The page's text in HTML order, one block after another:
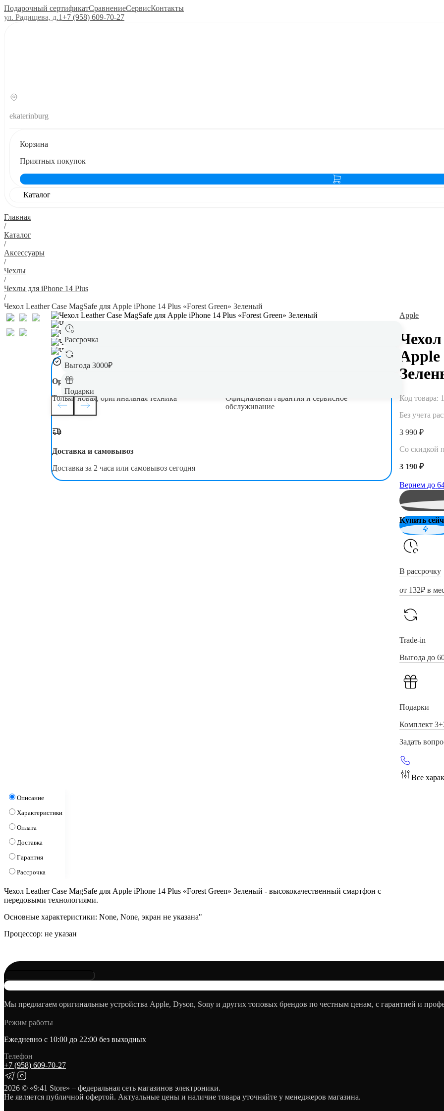
Подарочный сертификатСравнениеСервисКонтакты
ул. Радищева, д.1+7 (958) 609‑70‑27
ekaterinburg
Корзина
Приятных покупок
Каталог
Главная
/
Каталог
/
Аксессуары
/
Чехлы
/
Чехлы для iPhone 14 Plus
/
Чехол Leather Case MagSafe для Apple iPhone 14 Plus «Forest Green» Зеленый
Рассрочка
Выгода 3000₽
Подарки
Оригинал
Только новая, оригинальная техника
Официальная гарантия и сервисное
обслуживание
Доставка и самовывоз
Доставка за 2 часа или самовывоз сегодня
Apple
Apple
Код товара:
Без учета
3 990 ₽
Со скидкой
3 190 ₽
Вернем до
Купить
В рассрочку
от 132₽ в
Trade-in
Выгода до
Подарки
Комплект
Задать
Все
Описание
Характеристики
Оплата
Доставка
Гарантия
Рассрочка
Чехол Leather Case MagSafe для Apple iPhone 14 Plus «Forest Green» Зеленый - высококачественный смартфон с
передовыми технологиями.
Основные характеристики: None, None, экран не указана"
Процессор: не указан
Мы предлагаем оригинальные устройства Apple, Dyson, Sony и других топовых брендов по честным ценам, с гарантией и
Режим работы
Ежедневно с 10:00 до 22:00 без выходных
Телефон
+7 (958) 609‑70‑27
2026 © «9:41 Store» – федеральная сеть магазинов электроники.
Не является публичной офертой. Актуальные цены и наличие товара уточняйте у менеджеров магазина.